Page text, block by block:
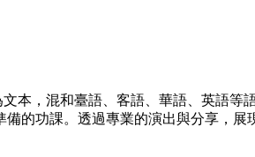
本，混和臺語、客語、華語、英語等
的功課。透過專業的演出與分享，展